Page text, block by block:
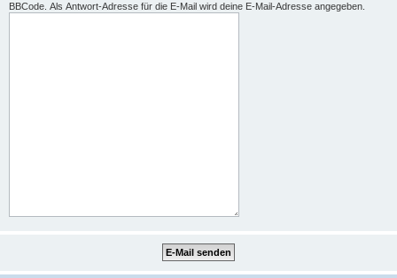
BBCode. Als Antwort-Adresse für die E-Mail wird deine E-Mail-Adresse angegeben.